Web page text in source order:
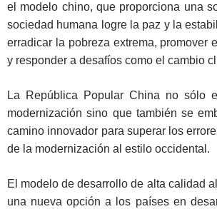
el modelo chino, que proporciona una
sociedad humana logre la paz y la
erradicar la pobreza extrema, promover
y responder a desafíos como el cambio
La República Popular China no sólo
modernización sino que también se
camino innovador para superar los
de la modernización al estilo occidental.
El modelo de desarrollo de alta calidad
una nueva opción a los países en